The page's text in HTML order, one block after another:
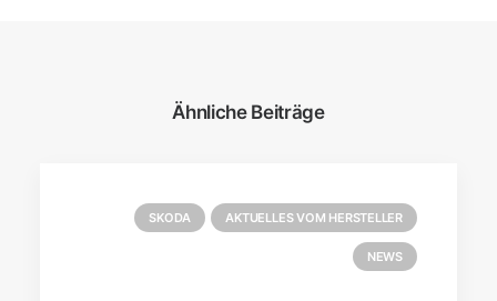
Ähnliche Beiträge
SKODA AKTUELLES VOM HERSTELLER
NEWS